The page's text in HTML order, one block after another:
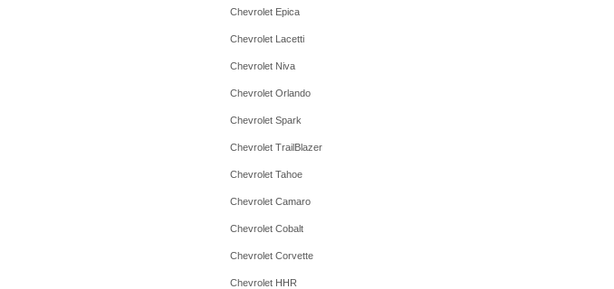
Chevrolet Epica
Chevrolet Lacetti
Chevrolet Niva
Chevrolet Orlando
Chevrolet Spark
Chevrolet TrailBlazer
Chevrolet Tahoe
Chevrolet Camaro
Chevrolet Cobalt
Chevrolet Corvette
Chevrolet HHR